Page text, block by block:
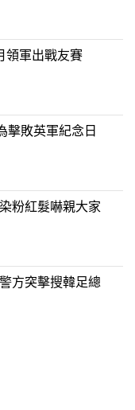
領軍出戰友賽
擊敗英軍紀念日
粉紅髮嚇親大家
方突擊搜韓足總